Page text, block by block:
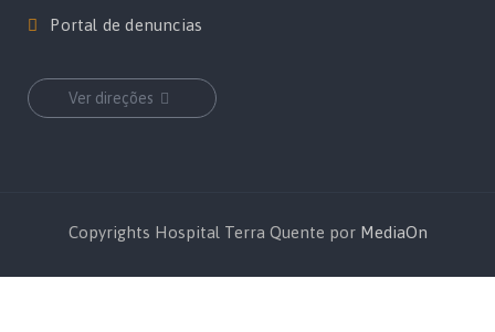
Portal de denuncias
Ver direções
Copyrights Hospital Terra Quente por MediaOn